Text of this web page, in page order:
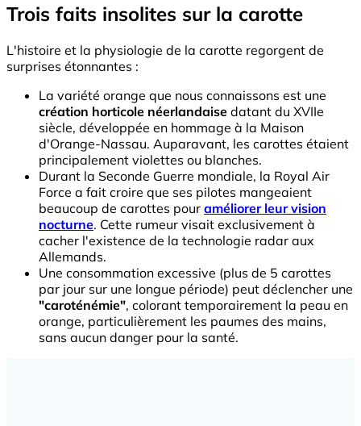
Trois faits insolites sur la carotte
L'histoire et la physiologie de la carotte regorgent de
surprises étonnantes :
La variété orange que nous connaissons est une
création horticole néerlandaise datant du XVIIe
siècle, développée en hommage à la Maison
d'Orange-Nassau. Auparavant, les carottes étaient
principalement violettes ou blanches.
Durant la Seconde Guerre mondiale, la Royal Air
Force a fait croire que ses pilotes mangeaient
beaucoup de carottes pour améliorer leur vision
nocturne. Cette rumeur visait exclusivement à
cacher l'existence de la technologie radar aux
Allemands.
Une consommation excessive (plus de 5 carottes
par jour sur une longue période) peut déclencher une
"caroténémie", colorant temporairement la peau en
orange, particulièrement les paumes des mains,
sans aucun danger pour la santé.